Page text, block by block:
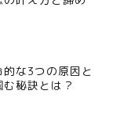
な3つの原因と
秘訣とは？